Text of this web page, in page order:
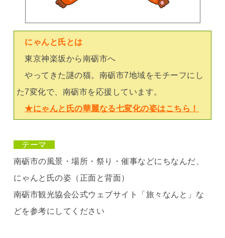
にゃんと氏 とは
東京神楽坂から南砺市へ
やってきた謎の猫。南砺市7地域をモチーフにし
た7変化で、南砺市を応援しています。
★にゃんと氏の華麗なる七変化の姿はこちら！
テーマ
南砺市の風景・場所・祭り・催事などにちなんだ、
にゃんと氏の姿（正面と背面）
南砺市観光協会公式ウェブサイト「旅々なんと」な
どを参考にしてください